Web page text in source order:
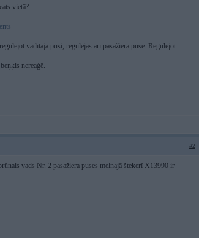
vietā?
vadītāja pusi, regulējas arī pasažiera puse. Regulējot
nereaģē.
#2
vads Nr. 2 pasažiera puses melnajā štekerī X13990 ir